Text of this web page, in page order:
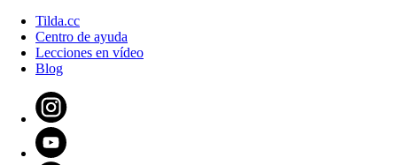
Tilda.cc
Centro de ayuda
Lecciones en vídeo
Blog